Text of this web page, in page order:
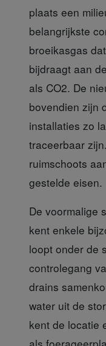
plaats een
belangrijkste
broeikasgas
bijdraagt aan
als CO2. De
bovendien zijn
installaties zo
traceerbaar
ruimschoots
gestelde eisen.
De voormalige
kent enkele
loopt onder de
controlegang
drains
water uit de
kent de locatie